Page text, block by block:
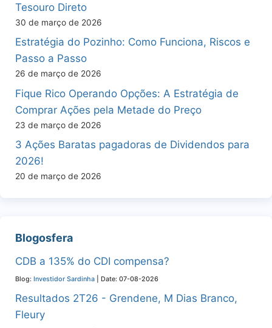
Tesouro Direto
30 de março de 2026
Estratégia do Pozinho: Como Funciona, Riscos e
Passo a Passo
26 de março de 2026
Fique Rico Operando Opções: A Estratégia de
Comprar Ações pela Metade do Preço
23 de março de 2026
3 Ações Baratas pagadoras de Dividendos para
2026!
20 de março de 2026
Blogosfera
CDB a 135% do CDI compensa?
Blog: Investidor Sardinha Date: 07-08-2026
Resultados 2T26 - Grendene, M Dias Branco,
Fleury